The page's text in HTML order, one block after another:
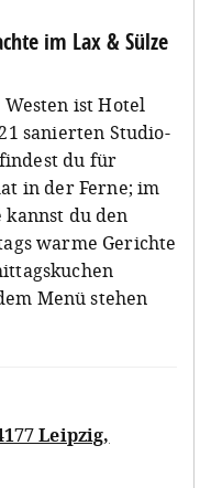
im Lax & Sülze
ist Hotel
sanierten Studio-
du für
in der Ferne; im
kannst du den
warme Gerichte
Menü stehen
Leipzig,